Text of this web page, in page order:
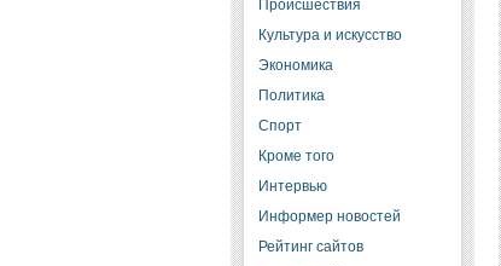
Происшествия
Культура и искусство
Экономика
Политика
Спорт
Кроме того
Интервью
Информер новостей
Рейтинг сайтов